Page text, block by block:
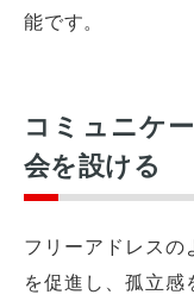
能です。
コミュニケ
会を設ける
フリーアドレス
を促進し、孤立